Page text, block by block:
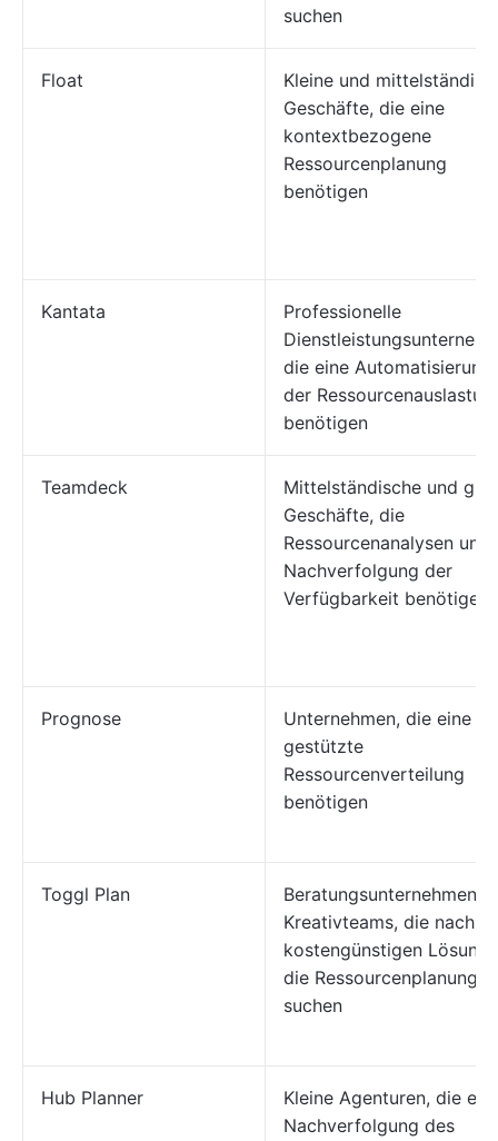
suchen
Float
Kleine und
Geschäfte, die eine
kontextbezogene
Ressourcenplanung
benötigen
Kantata
Professionelle
die eine Automatisierung
der
benötigen
Teamdeck
Mittelständische und
Geschäfte, die
Ressourcenanalysen und
Nachverfolgung der
Verfügbarkeit benötigen
Prognose
Unternehmen, die eine
gestützte
Ressourcenverteilung
benötigen
Toggl Plan
Beratungsunternehmen
Kreativteams, die nach
kostengünstigen Lösung
die Ressourcenplanung
suchen
Hub Planner
Kleine Agenturen, die
Nachverfolgung des